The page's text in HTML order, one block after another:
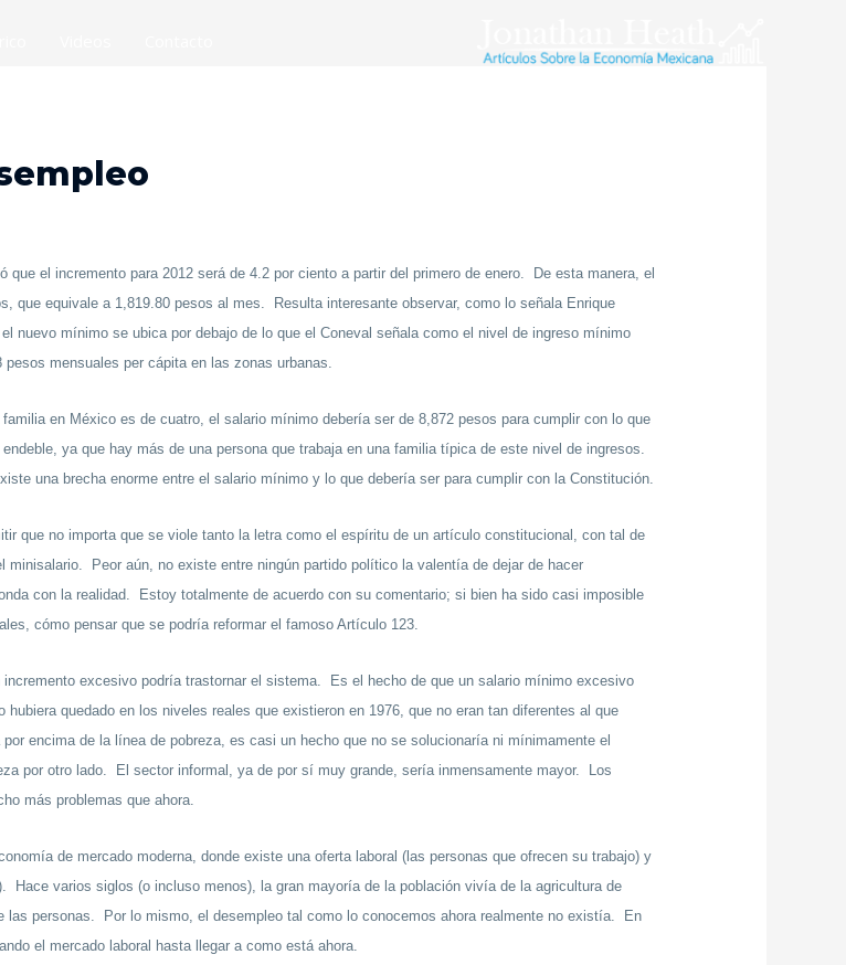
el incremento para 2012 será de 4.2 por ciento a partir del primero de enero. De esta manera, el
que equivale a 1,819.80 pesos al mes. Resulta interesante observar, como lo señala Enrique
nuevo mínimo se ubica por debajo de lo que el Coneval señala como el nivel de ingreso mínimo
mensuales per cápita en las zonas urbanas.
en México es de cuatro, el salario mínimo debería ser de 8,872 pesos para cumplir con lo que
ya que hay más de una persona que trabaja en una familia típica de este nivel de ingresos.
una brecha enorme entre el salario mínimo y lo que debería ser para cumplir con la Constitución.
que no importa que se viole tanto la letra como el espíritu de un artículo constitucional, con tal de
Peor aún, no existe entre ningún partido político la valentía de dejar de hacer
con la realidad. Estoy totalmente de acuerdo con su comentario; si bien ha sido casi imposible
cómo pensar que se podría reformar el famoso Artículo 123.
excesivo podría trastornar el sistema. Es el hecho de que un salario mínimo excesivo
quedado en los niveles reales que existieron en 1976, que no eran tan diferentes al que
encima de la línea de pobreza, es casi un hecho que no se solucionaría ni mínimamente el
por otro lado. El sector informal, ya de por sí muy grande, sería inmensamente mayor. Los
más problemas que ahora.
de mercado moderna, donde existe una oferta laboral (las personas que ofrecen su trabajo) y
Hace varios siglos (o incluso menos), la gran mayoría de la población vivía de la agricultura de
las personas. Por lo mismo, el desempleo tal como lo conocemos ahora realmente no existía. En
el mercado laboral hasta llegar a como está ahora.